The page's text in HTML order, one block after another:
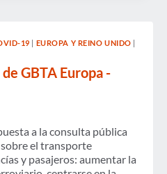
19 | EUROPA Y REINO UNIDO |
GBTA Europa -
a la consulta pública
el transporte
y pasajeros: aumentar la